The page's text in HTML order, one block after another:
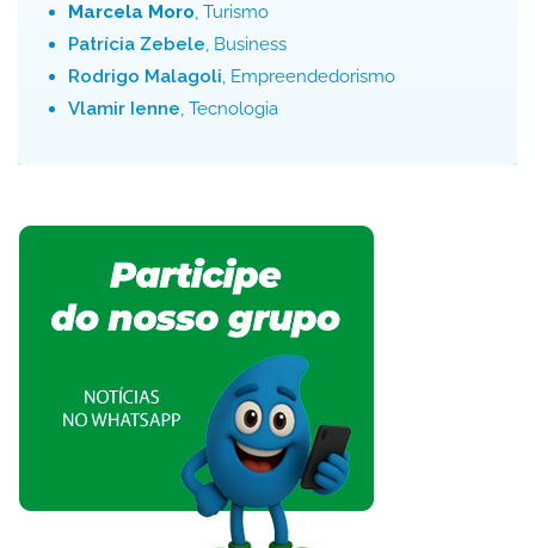
Marcela Moro, Turismo
Patrícia Zebele, Business
Rodrigo Malagoli, Empreendedorismo
Vlamir Ienne, Tecnologia